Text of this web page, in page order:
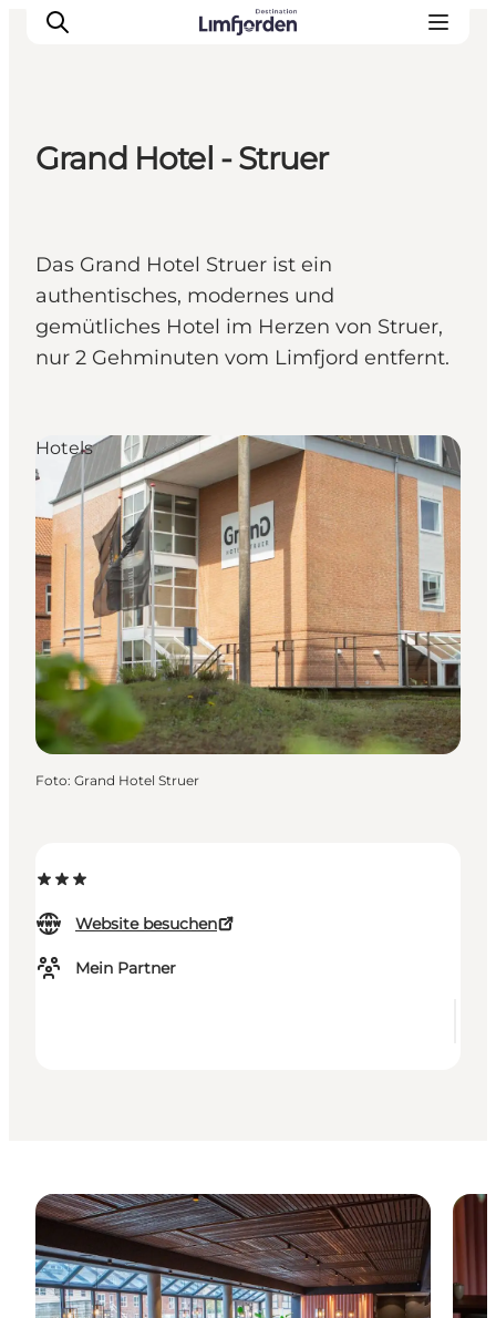
Grand Hotel - Struer
Das Grand Hotel Struer ist ein
authentisches, modernes und
gemütliches Hotel im Herzen von Struer,
nur 2 Gehminuten vom Limfjord entfernt.
Website besuchen
Mein Partner
Hotels
Foto: Grand Hotel Struer